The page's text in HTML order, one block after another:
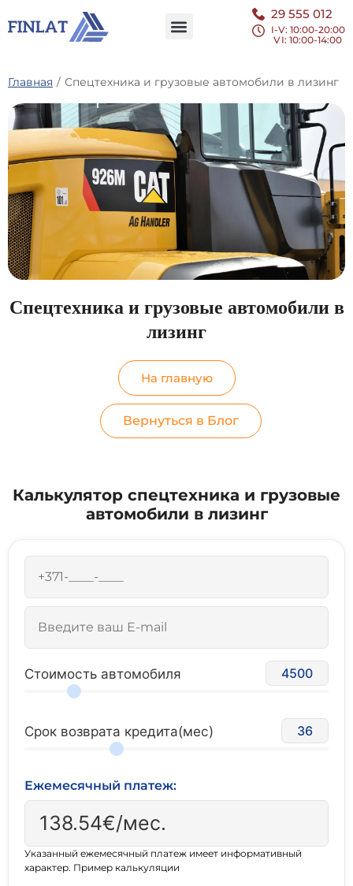
29 555 012
I-V: 10:00-20:00
VI: 10:00-14:00
Главная / Спецтехника и грузовые автомобили в лизинг
Спецтехника и грузовые автомобили в
лизинг
На главную
Вернуться в Блог
Калькулятор спецтехника и грузовые
автомобили в лизинг
Стоимость автомобиля 4500
Срок возврата кредита(мес) 36
Ежемесячный платеж:
138.54€/мес.
Указанный ежемесячный платеж имеет информативный
характер. Пример калькуляции